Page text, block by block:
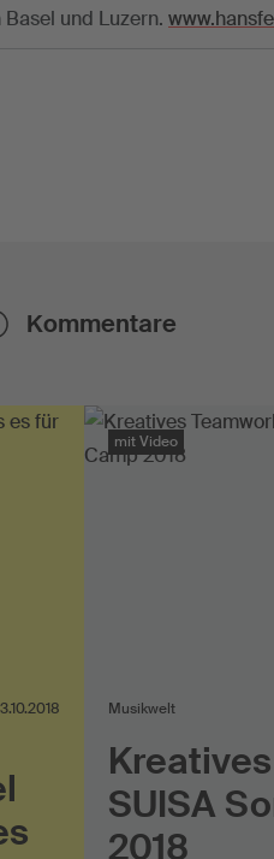
Basel und Luzern.
Kommentare
mit Video
Musikwelt
SUISA
2018